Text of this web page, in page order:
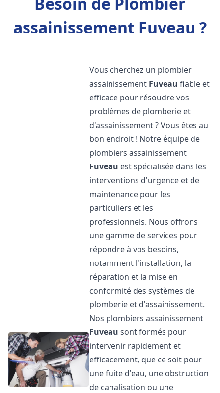
assainissement Fuveau ?
Vous cherchez un plombier
assainissement Fuveau fiable et
efficace pour résoudre vos
problèmes de plomberie et
d'assainissement ? Vous êtes au
bon endroit ! Notre équipe de
plombiers assainissement
Fuveau est spécialisée dans les
interventions d'urgence et de
maintenance pour les
particuliers et les
professionnels. Nous offrons
une gamme de services pour
répondre à vos besoins,
notamment l'installation, la
réparation et la mise en
conformité des systèmes de
plomberie et d'assainissement.
Nos plombiers assainissement
Fuveau sont formés pour
intervenir rapidement et
efficacement, que ce soit pour
une fuite d'eau, une obstruction
de canalisation ou une